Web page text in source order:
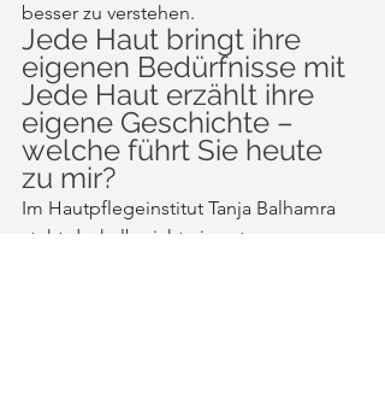
besser zu verstehen.
Jede Haut bringt ihre
eigenen Bedürfnisse mit
Jede Haut erzählt ihre
eigene Geschichte –
welche führt Sie heute
zu mir?
Im Hautpflegeinstitut Tanja Balhamra
steht deshalb nicht eine starre